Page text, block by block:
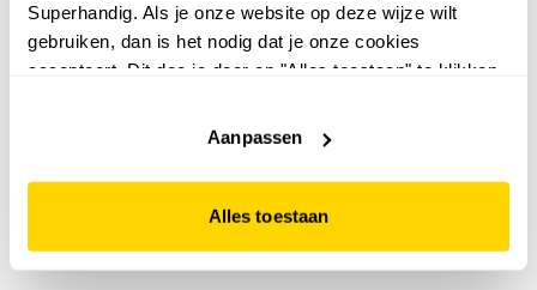
Superhandig. Als je onze website op deze wijze wilt
gebruiken, dan is het nodig dat je onze cookies
accepteert. Dit doe je door op "Alles toestaan" te klikken.
website niet optimaal functioneert.
Aanpassen
Alles toestaan